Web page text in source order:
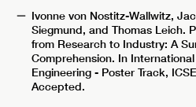
Ivonne von Nostitz-Wallwitz,
Siegmund, and Thomas Leich.
from Research to Industry: A
Comprehension. In
Engineering - Poster Track,
Accepted.